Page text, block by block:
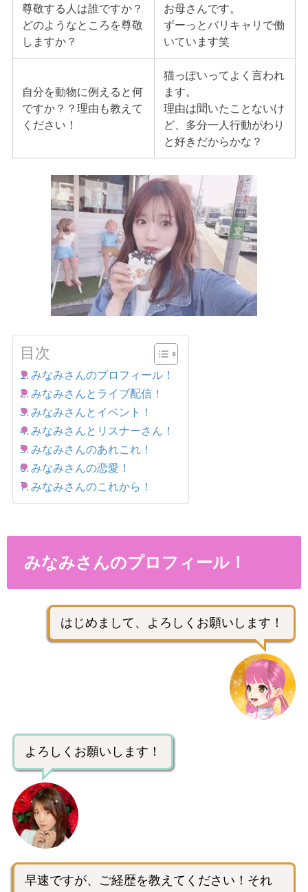
尊敬する人は誰ですか？
どのようなところを尊敬
しますか？
お母さんです。
ずーっとバリキャリで働
いています笑
自分を動物に例えると何
ですか？？理由も教えて
ください！
猫っぽいってよく言われ
ます。
理由は聞いたことないけ
ど、多分一人行動がわり
と好きだからかな？
目次
みなみさんのプロフィール！
みなみさんとライブ配信！
みなみさんとイベント！
みなみさんとリスナーさん！
みなみさんのあれこれ！
みなみさんの恋愛！
みなみさんのこれから！
みなみさんのプロフィール！
はじめまして、よろしくお願いします！
よろしくお願いします！
早速ですが、ご経歴を教えてください！それ